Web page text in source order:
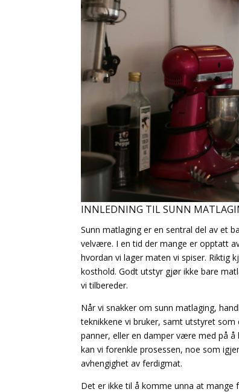
INNLEDNING TIL SUNN
Sunn matlaging er en sentral del av et
velvære. I en tid der mange er opptatt
hvordan vi lager maten vi spiser.
kosthold. Godt utstyr gjør ikke bare
vi tilbereder.
Når vi snakker om sunn matlaging,
teknikkene vi bruker, samt utstyret
panner, eller en damper være med på
kan vi forenkle prosessen, noe som
avhengighet av ferdigmat.
Det er ikke til å komme unna at mange